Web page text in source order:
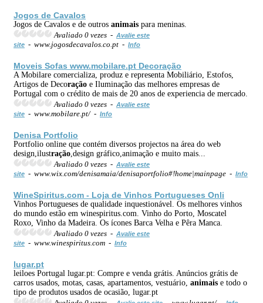
Jogos de Cavalos
Jogos de Cavalos e de outros animais para meninas.
Avaliado 0 vezes - Avalie este
site - www.jogosdecavalos.co.pt - Info
Moveis Sofas www.mobilare.pt Decoração
A Mobilare comercializa, produz e representa Mobiliário, Estofos,
Artigos de Decoração e Iluminação das melhores empresas de
Portugal com o crédito de mais de 20 anos de experiencia de mercado.
Avaliado 0 vezes - Avalie este
site - www.mobilare.pt/ - Info
Denisa Portfolio
Portfolio online que contém diversos projectos na área do web
design,ilustração ,design gráfico,animação e muito mais...
Avaliado 0 vezes - Avalie este
site - www.wix.com/denisamaia/denisaportfolio#!home|mainpage - Info
WineSpiritus.com - Loja de Vinhos Portugueses Onli
Vinhos Portugueses de qualidade inquestionável. Os melhores vinhos
do mundo estão em winespiritus.com. Vinho do Porto, Moscatel
Roxo, Vinho da Madeira. Os ícones Barca Velha e Pêra Manca.
Avaliado 0 vezes - Avalie este
site - www.winespiritus.com - Info
lugar.pt
leiloes Portugal lugar.pt: Compre e venda grátis. Anúncios grátis de
carros usados, motas, casas, apartamentos, vestuário, animais e todo o
tipo de produtos usados de ocasião, lugar.pt